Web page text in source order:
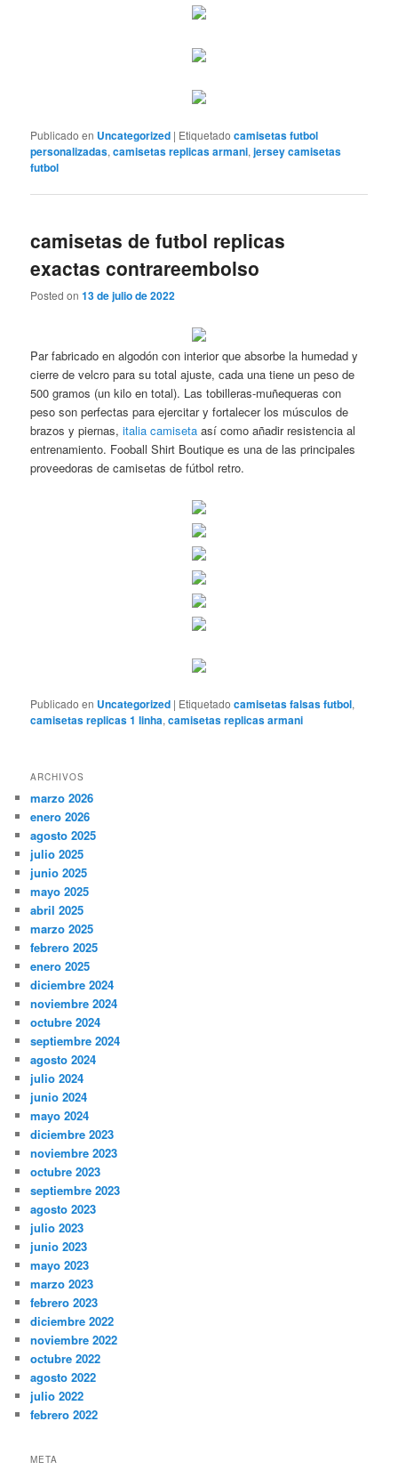
Publicado en Uncategorized | Etiquetado camisetas futbol
personalizadas,camisetas replicas armani,jersey camisetas
futbol
camisetas de futbol replicas
exactas contrareembolso
Posted on13 de julio de 2022
Par fabricado en algodón con interior que absorbe la humedad y
cierre de velcro para su total ajuste, cada una tiene un peso de
500 gramos (un kilo en total). Las tobilleras-muñequeras con
peso son perfectas para ejercitar y fortalecer los músculos de
brazos y piernas,italia camiseta así como añadir resistencia al
entrenamiento. Fooball Shirt Boutique es una de las principales
proveedoras de camisetas de fútbol retro.
Publicado en Uncategorized | Etiquetado camisetas falsas futbol,
camisetas replicas 1 linha,camisetas replicas armani
ARCHIVOS
marzo 2026
enero 2026
agosto 2025
julio 2025
junio 2025
mayo 2025
abril 2025
marzo 2025
febrero 2025
enero 2025
diciembre 2024
noviembre 2024
octubre 2024
septiembre 2024
agosto 2024
julio 2024
junio 2024
mayo 2024
diciembre 2023
noviembre 2023
octubre 2023
septiembre 2023
agosto 2023
julio 2023
junio 2023
mayo 2023
marzo 2023
febrero 2023
diciembre 2022
noviembre 2022
octubre 2022
agosto 2022
julio 2022
febrero 2022
META